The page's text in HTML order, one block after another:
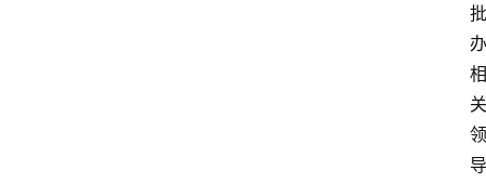
批
办
相
关
领
导